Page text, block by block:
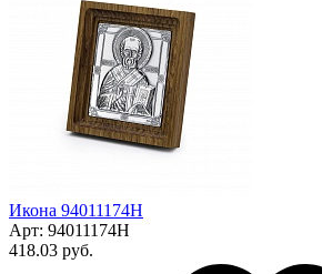
Икона 94011174Н
Арт: 94011174Н
418.03 руб.